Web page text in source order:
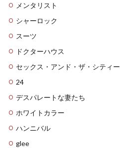
メンタリスト
シャーロック
スーツ
ドクターハウス
セックス・アンド・ザ・シティー
24
デスパレートな妻たち
ホワイトカラー
ハンニバル
glee